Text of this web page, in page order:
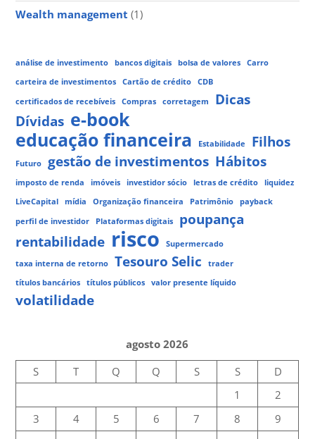
Wealth management (1)
análise de investimento bancos digitais bolsa de valores
Carro
carteira de investimentos
Cartão de crédito
CDB
certificados de recebíveis
Compras corretagem
Dicas
Dívidas e-book
educação financeira
Estabilidade Filhos
Futuro gestão de investimentos Hábitos
imposto de renda imóveis investidor sócio letras de crédito
liquidez
LiveCapital
mídia Organização financeira Patrimônio
payback
perfil de investidor
Plataformas digitais
poupança
rentabilidade risco
Supermercado
taxa interna de retorno
Tesouro Selic
trader
títulos bancários
títulos públicos valor presente líquido
volatilidade
agosto 2026
S
T Q Q S S
D
1
2
3
4 5 6 7 8
9